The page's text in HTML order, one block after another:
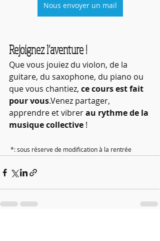
Nous envoyer un mail
Rejoignez l’aventure !
Que vous jouiez du violon, de la
guitare, du saxophone, du piano ou
que vous chantiez, ce cours est fait
pour vous.Venez partager,
apprendre et vibrer au rythme de la
musique collective !
*: sous réserve de modification à la rentrée